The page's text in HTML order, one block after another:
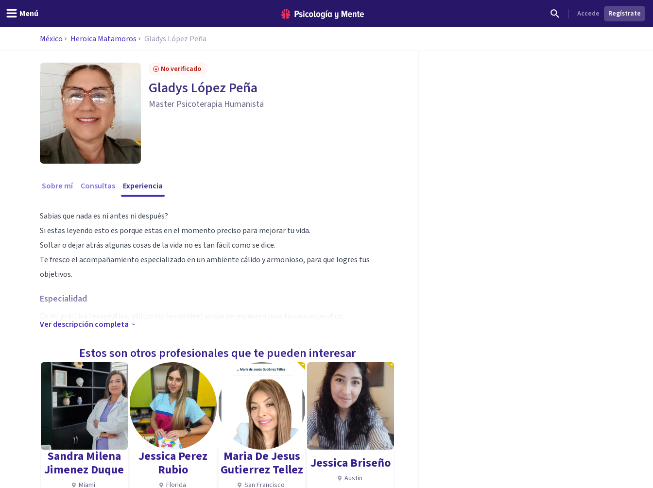
Menú Accede Regístrate
México Heroica Matamoros Gladys López Peña
No verificado
Gladys López Peña
Master Psicoterapia Humanista
Sobre mí Consultas Experiencia
Sabias que nada es ni antes ni después?
Si estas leyendo esto es porque estas en el momento preciso para mejorar tu vida.
Soltar o dejar atrás algunas cosas de la vida no es tan fácil como se dice.
Te fresco el acompañamiento especializado en un ambiente cálido y armonioso, para que logres tus
objetivos.
Especialidad
Desde la aplicación de la terapias Humanista, gestalt, Hipnosis Clínica, tanatologia, terapia breve
Cada ser humano es único y así debe ser la atención
Qué recibas en cada sesión.
Aptitudes
Te ofrezco un espacio seguro, propicio para que sientas la confianza de poder abrir tu mente y corazón y
poder limpiar, sanar y transformar tu vida.
Ver descripción completa
Estos son otros profesionales que te pueden interesar
Sandra Milena
Jimenez Duque
Miami
Jessica Perez
Rubio
Florida
Maria De Jesus
Gutierrez Tellez
San Francisco
Jessica Briseño
Austin